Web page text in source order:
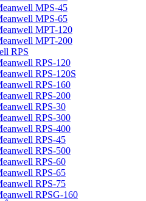
MPS-45
MPS-65
MPT-120
MPT-200
RPS
RPS-120
RPS-120S
RPS-160
RPS-200
RPS-30
RPS-300
RPS-400
RPS-45
RPS-500
RPS-60
RPS-65
RPS-75
RPSG-160